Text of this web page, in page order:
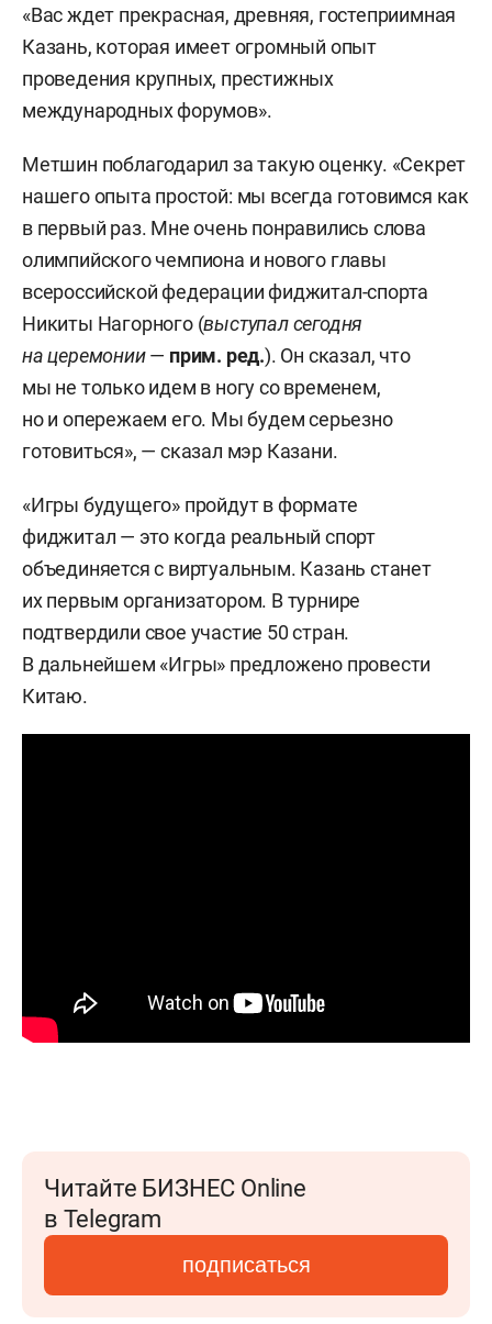
«Вас ждет прекрасная, древняя, гостеприимная
Казань, которая имеет огромный опыт
проведения крупных, престижных
международных форумов».
Метшин поблагодарил за такую оценку. «Секрет
нашего опыта простой: мы всегда готовимся как
в первый раз. Мне очень понравились слова
олимпийского чемпиона и нового главы
всероссийской федерации фиджитал-спорта
Никиты Нагорного (выступал сегодня
на церемонии— прим. ред.). Он сказал, что
мы не только идем в ногу со временем,
но и опережаем его. Мы будем серьезно
готовиться», — сказал мэр Казани.
«Игры будущего» пройдут в формате
фиджитал — это когда реальный спорт
объединяется с виртуальным. Казань станет
их первым организатором. В турнире
подтвердили свое участие 50 стран.
В дальнейшем «Игры» предложено провести
Китаю.
Читайте БИЗНЕС Online
в Telegram
подписаться